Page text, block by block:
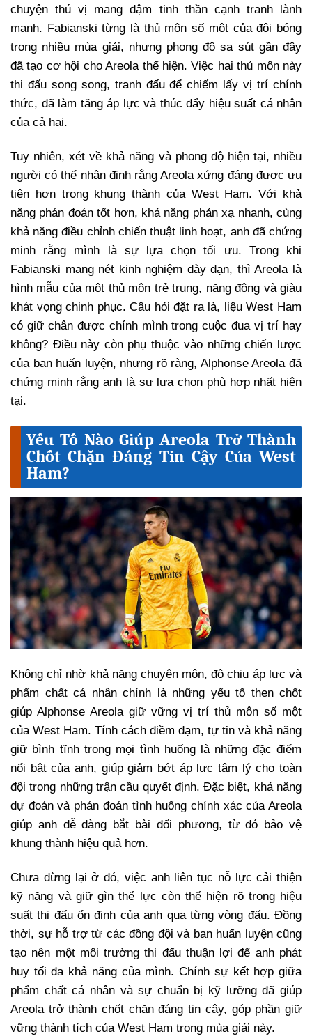
chuyện thú vị mang đậm tinh thần cạnh tranh lành
mạnh. Fabianski từng là thủ môn số một của đội bóng
trong nhiều mùa giải, nhưng phong độ sa sút gần đây
đã tạo cơ hội cho Areola thể hiện. Việc hai thủ môn này
thi đấu song song, tranh đấu để chiếm lấy vị trí chính
thức, đã làm tăng áp lực và thúc đẩy hiệu suất cá nhân
của cả hai.
Tuy nhiên, xét về khả năng và phong độ hiện tại, nhiều
người có thể nhận định rằng Areola xứng đáng được ưu
tiên hơn trong khung thành của West Ham. Với khả
năng phán đoán tốt hơn, khả năng phản xạ nhanh, cùng
khả năng điều chỉnh chiến thuật linh hoạt, anh đã chứng
minh rằng mình là sự lựa chọn tối ưu. Trong khi
Fabianski mang nét kinh nghiệm dày dạn, thì Areola là
hình mẫu của một thủ môn trẻ trung, năng động và giàu
khát vọng chinh phục. Câu hỏi đặt ra là, liệu West Ham
có giữ chân được chính mình trong cuộc đua vị trí hay
không? Điều này còn phụ thuộc vào những chiến lược
của ban huấn luyện, nhưng rõ ràng, Alphonse Areola đã
chứng minh rằng anh là sự lựa chọn phù hợp nhất hiện
tại.
Yếu Tố Nào Giúp Areola Trở Thành
Chốt Chặn Đáng Tin Cậy Của West
Ham?
Không chỉ nhờ khả năng chuyên môn, độ chịu áp lực và
phẩm chất cá nhân chính là những yếu tố then chốt
giúp Alphonse Areola giữ vững vị trí thủ môn số một
của West Ham. Tính cách điềm đạm, tự tin và khả năng
giữ bình tĩnh trong mọi tình huống là những đặc điểm
nổi bật của anh, giúp giảm bớt áp lực tâm lý cho toàn
đội trong những trận cầu quyết định. Đặc biệt, khả năng
dự đoán và phán đoán tình huống chính xác của Areola
giúp anh dễ dàng bắt bài đối phương, từ đó bảo vệ
khung thành hiệu quả hơn.
Chưa dừng lại ở đó, việc anh liên tục nỗ lực cải thiện
kỹ năng và giữ gìn thể lực còn thể hiện rõ trong hiệu
suất thi đấu ổn định của anh qua từng vòng đấu. Đồng
thời, sự hỗ trợ từ các đồng đội và ban huấn luyện cũng
tạo nên một môi trường thi đấu thuận lợi để anh phát
huy tối đa khả năng của mình. Chính sự kết hợp giữa
phẩm chất cá nhân và sự chuẩn bị kỹ lưỡng đã giúp
Areola trở thành chốt chặn đáng tin cậy, góp phần giữ
vững thành tích của West Ham trong mùa giải này.